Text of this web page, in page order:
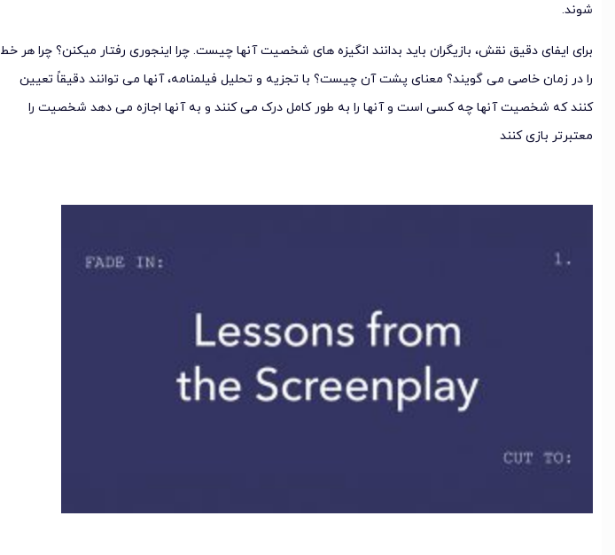
شوند.
برای ایفای دقیق نقش، بازیگران باید بدانند انگیزه های شخصیت آنها چیست. چرا اینجوری رفتار میکنن؟ چرا هر خط
را در زمان خاصی می گویند؟ معنای پشت آن چیست؟ با تجزیه و تحلیل فیلمنامه، آنها می توانند دقیقاً تعیین
کنند که شخصیت آنها چه کسی است و آنها را به طور کامل درک می کنند و به آنها اجازه می دهد شخصیت را
معتبرتر بازی کنند